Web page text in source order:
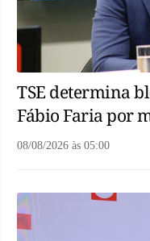
TSE determina
Fábio Faria por
08/08/2026 às 05:00